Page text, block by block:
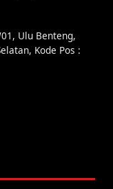
Ulu Benteng,
Kode Pos :